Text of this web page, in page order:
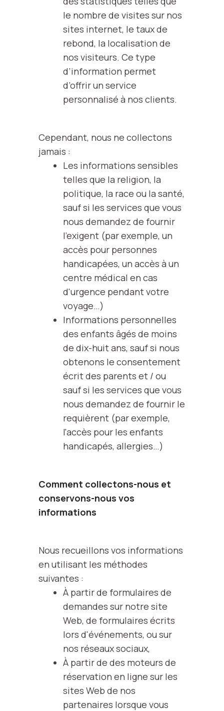
le nombre de visites sur nos
sites internet, le taux de
rebond, la localisation de
nos visiteurs. Ce type
d’information permet
d’offrir un service
personnalisé à nos clients.
Cependant, nous ne collectons
jamais :
Les informations sensibles
telles que la religion, la
politique, la race ou la santé,
sauf si les services que vous
nous demandez de fournir
l'exigent (par exemple, un
accès pour personnes
handicapées, un accès à un
centre médical en cas
d'urgence pendant votre
voyage…)
Informations personnelles
des enfants âgés de moins
de dix-huit ans, sauf si nous
obtenons le consentement
écrit des parents et / ou
sauf si les services que vous
nous demandez de fournir le
requièrent (par exemple,
l'accès pour les enfants
handicapés, allergies…)
Comment collectons-nous et
conservons-nous vos
informations
Nous recueillons vos informations
en utilisant les méthodes
suivantes :
À partir de formulaires de
demandes sur notre site
Web, de formulaires écrits
lors d'événements, ou sur
nos réseaux sociaux,
À partir de des moteurs de
réservation en ligne sur les
sites Web de nos
partenaires lorsque vous